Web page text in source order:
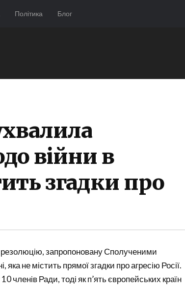
Політика Блог
війни в
згадки про
запропоновану Сполученими
не містить прямої згадки про агресію Росії.
членів Ради, тоді як п’ять європейських країн